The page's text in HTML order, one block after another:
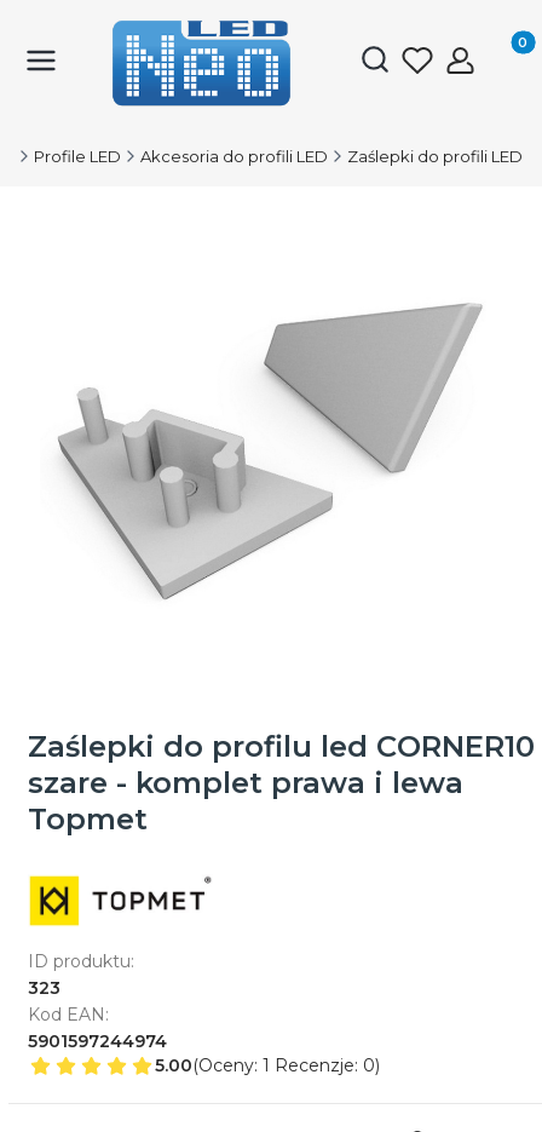
Otwórz
Profile LED Akcesoria do profili LED Zaślepki do profili LED
Zaślepki do profilu led CORNER10
szare - komplet prawa i lewa
Topmet
ID produktu:
323
Kod EAN:
5901597244974
5.00(Oceny: 1 Recenzje: 0)